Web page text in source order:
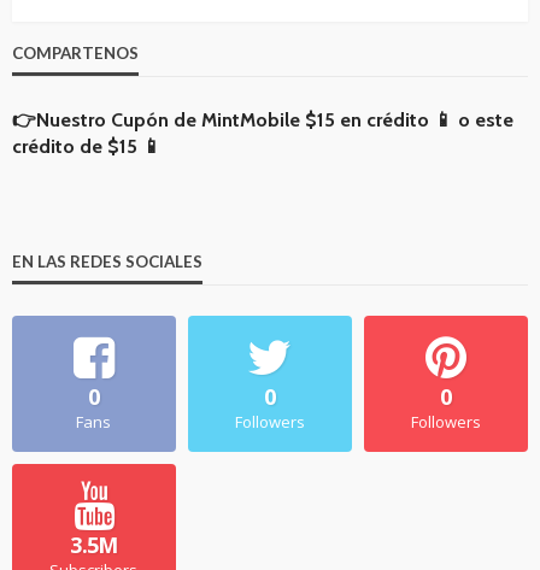
COMPARTENOS
👉Nuestro Cupón de MintMobile $15 en crédito 📱 o este
crédito de $15 📱
EN LAS REDES SOCIALES
0
Fans
0
Followers
0
Followers
3.5M